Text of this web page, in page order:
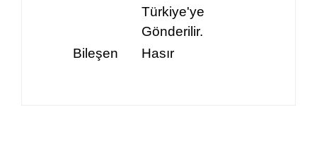
Türkiye'ye
Gönderilir.
Bileşen
Hasır